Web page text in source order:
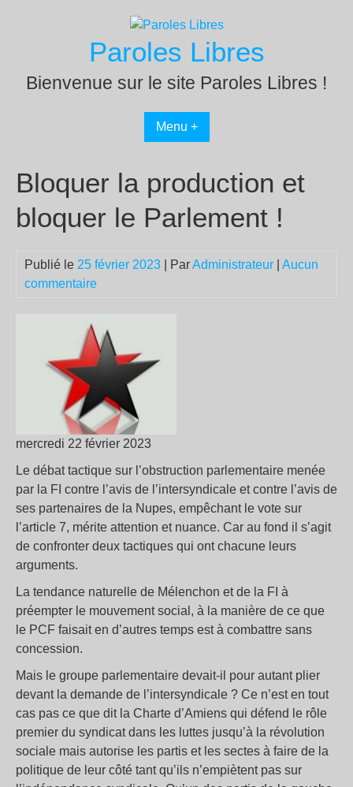
Paroles Libres
Bienvenue sur le site Paroles Libres !
Menu +
Bloquer la production et
bloquer le Parlement !
Publié le 25 février 2023 | ParAdministrateur
Aucun
commentaire
mercredi 22 février 2023
Le débat tactique sur l’obstruction parlementaire menée
par la FI contre l’avis de l’intersyndicale et contre l’avis de
ses partenaires de la Nupes, empêchant le vote sur
l’article 7, mérite attention et nuance. Car au fond il s’agit
de confronter deux tactiques qui ont chacune leurs
arguments.
La tendance naturelle de Mélenchon et de la FI à
préempter le mouvement social, à la manière de ce que
le PCF faisait en d’autres temps est à combattre sans
concession.
Mais le groupe parlementaire devait-il pour autant plier
devant la demande de l’intersyndicale ? Ce n’est en tout
cas pas ce que dit la Charte d’Amiens qui défend le rôle
premier du syndicat dans les luttes jusqu’à la révolution
sociale mais autorise les partis et les sectes à faire de la
politique de leur côté tant qu’ils n’empiètent pas sur